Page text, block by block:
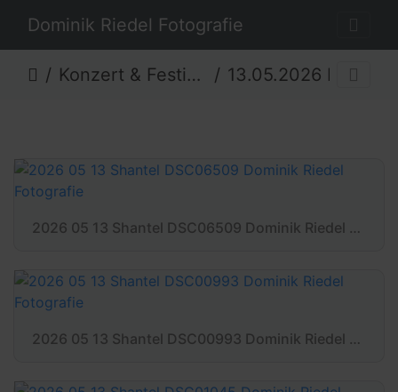
Dominik Riedel Fotografie
Konzert & Festival 13.05.2026 KuKav präsentiert - Shantel
2026 05 13 Shantel DSC06509 Dominik Riedel Fotografie
2026 05 13 Shantel DSC00993 Dominik Riedel Fotografie